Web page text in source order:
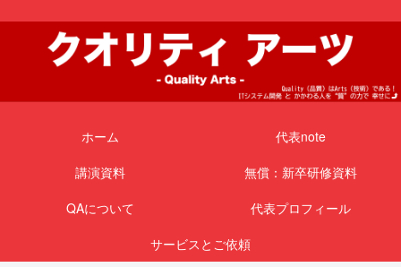
ホーム
代表note
講演資料
無償：新卒研修資料
QAについて
代表プロフィール
サービスとご依頼